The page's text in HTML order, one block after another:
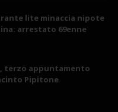
lite minaccia nipote
arrestato 69enne
terzo appuntamento
Pipitone